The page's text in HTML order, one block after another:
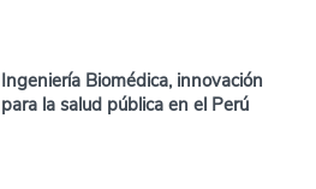
Ingeniería Biomédica, innovación
para la salud pública en el Perú